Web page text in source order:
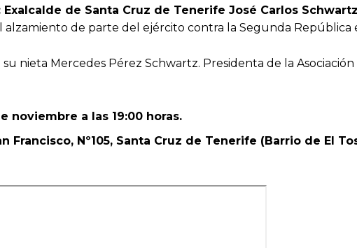
de Santa Cruz de Tenerife José Carlos
alzamiento de parte del ejército contra la Segunda República
nieta Mercedes Pérez Schwartz. Presidenta de la
noviembre a las 19:00 horas.
Francisco, Nº105, Santa Cruz de Tenerife (Barrio de El